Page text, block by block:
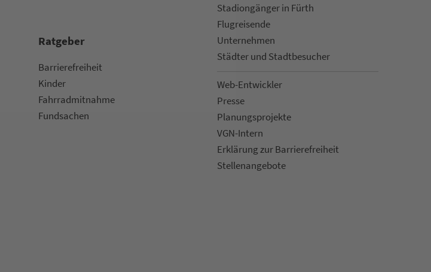
Rat­ge­ber
Bar­ri­e­re­frei­heit
Kinder
Fahr­rad­mit­nah­me
Fund­sachen
Sta­di­on­gän­ger in Fürth
Flug­rei­sen­de
Un­ter­neh­men
Städter und Stadt­be­su­cher
Web-Entwickler
Presse
Pla­nungs­pro­jekte
VGN-Intern
Erklärung zur Bar­ri­e­re­frei­heit
Stellenan­ge­bote